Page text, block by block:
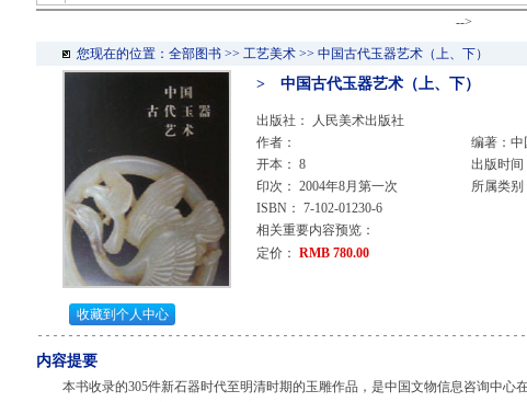
-->
您现在的位置：全部图书 >> 工艺美术 >> 中国古代玉器艺术（上、下）
> 中国古代玉器艺术（上、下）
出版社：
人民美术出版社
作者：
编著：中
开本： 8
出版时间
印次： 2004年8月第一次
所属类
ISBN： 7-102-01230-6
相关重要内容预览：
定价： RMB 780.00
收藏到个人中心
内容提要
本书收录的305件新石器时代至明清时期的玉雕作品，是中国文物信息咨询中心